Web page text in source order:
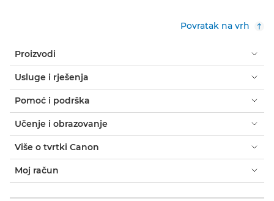
Povratak na vrh
Proizvodi
Usluge i rješenja
Pomoć i podrška
Učenje i obrazovanje
Više o tvrtki Canon
Moj račun